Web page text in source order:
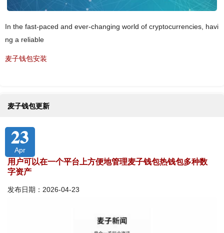
In the fast-paced and ever-changing world of cryptocurrencies, havi
ng a reliable
麦子钱包安装
麦子钱包更新
23
Apr
用户可以在一个平台上方便地管理麦子钱包热钱包多种数
字资产
发布日期：2026-04-23